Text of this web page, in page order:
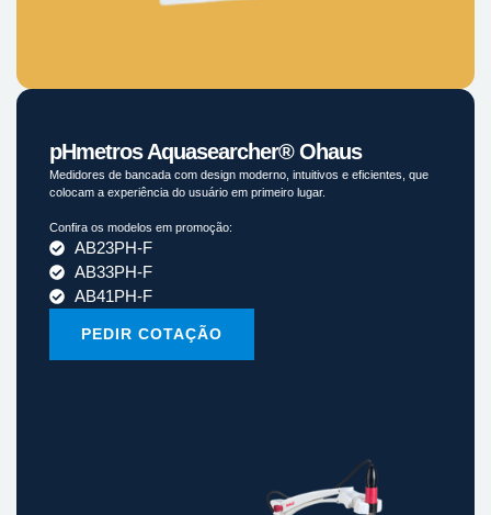
pHmetros Aquasearcher® Ohaus
Medidores de bancada com design moderno, intuitivos e eficientes, que
colocam a experiência do usuário em primeiro lugar.
Confira os modelos em promoção:
AB23PH-F
AB33PH-F
AB41PH-F
PEDIR COTAÇÃO